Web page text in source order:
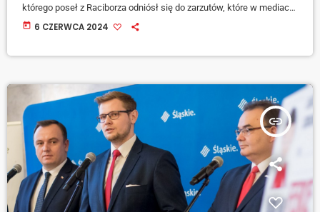
którego poseł z Raciborza odniósł się do zarzutów, które w mediach
krążą na jego temat od kilku dni: [jwplayer mediaid="150905"]
today 6 CZERWCA 2024
insert_link